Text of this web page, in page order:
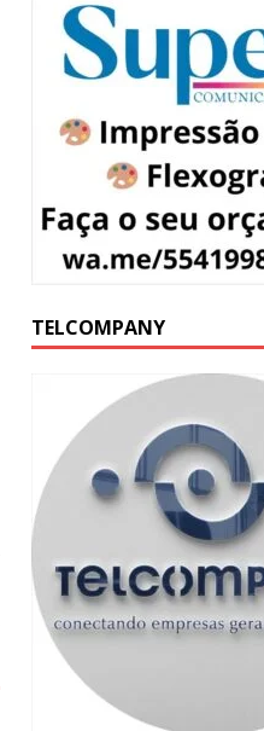
TELCOMPANY